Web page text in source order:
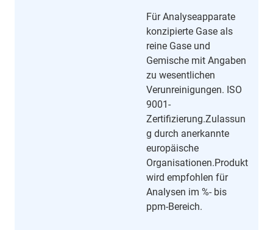
Für Analyseapparate
konzipierte Gase als
reine Gase und
Gemische mit Angaben
zu wesentlichen
Verunreinigungen. ISO
9001-
Zertifizierung.Zulassun
g durch anerkannte
europäische
Organisationen.Produkt
wird empfohlen für
Analysen im %- bis
ppm-Bereich.